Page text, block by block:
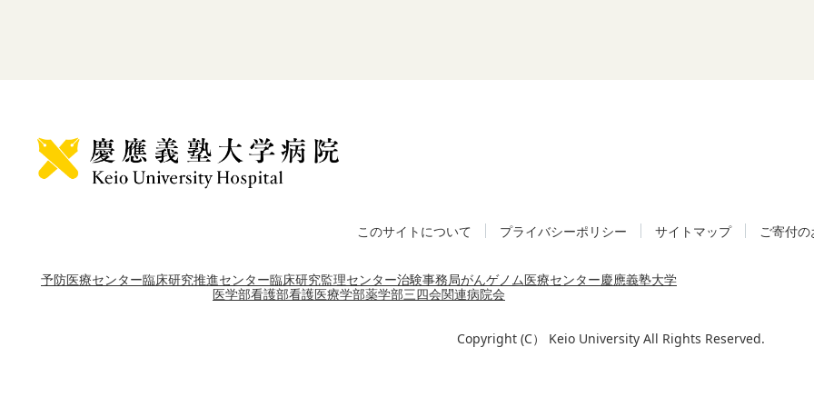
このサイトについて プライバシーポリシー サイトマップ ご寄付
予防医療センター臨床研究推進センター臨床研究監理センター治験事務局がんゲノム医療センター慶應義塾大学
医学部看護部看護医療学部薬学部三四会関連病院会
Copyright (C） Keio University All Rights Reserved.